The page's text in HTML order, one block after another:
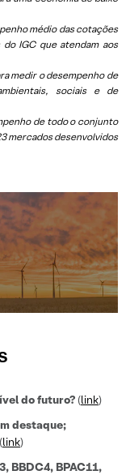
médio das cotações
IGC que atendam aos
medir o desempenho de
sociais e de
de todo o conjunto
mercados desenvolvidos
do futuro?(link)
destaque;
(link)
BBDC4, BPAC11,